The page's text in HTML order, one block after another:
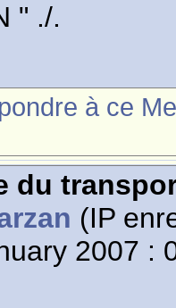
" ./.
à ce
du
(IP
2007 :